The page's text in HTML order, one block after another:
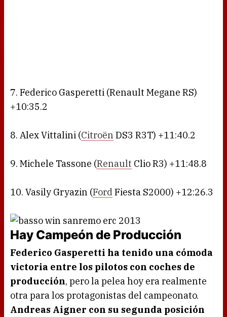
7. Federico Gasperetti (Renault Megane RS)
+10:35.2
8. Alex Vittalini (Citroën DS3 R3T) +11:40.2
9. Michele Tassone (Renault Clio R3) +11:48.8
10. Vasily Gryazin (FordFiesta S2000) +12:26.3
Hay Campeón de Producción
Federico Gasperetti ha tenido una cómoda
victoria entre los pilotos con coches de
producción, pero la pelea hoy era realmente
otra para los protagonistas del campeonato.
Andreas Aigner con su segunda posición